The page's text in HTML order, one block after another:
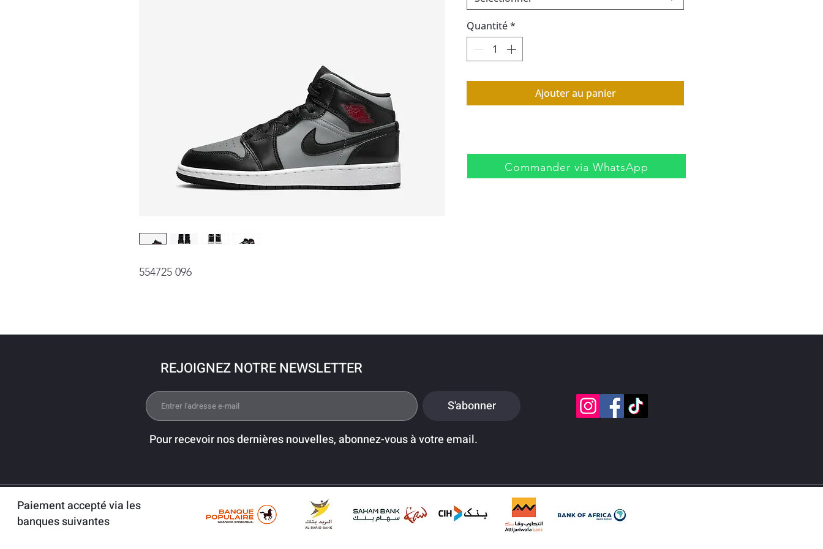
554725 096
Quantité*
Ajouter au panier
Commander via WhatsApp
REJOIGNEZ NOTRE NEWSLETTER
S'abonner
Pour recevoir nos dernières nouvelles, abonnez-vous à votre email.
Paiement accepté via les
banques suivantes